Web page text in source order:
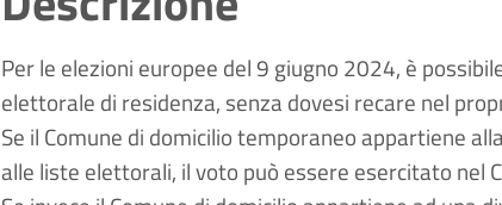
Per le elezioni europee del 9 giugno 2024, è
elettorale di residenza, senza dovesi recare nel
Se il Comune di domicilio temporaneo appartiene
alle liste elettorali, il voto può essere esercitato nel